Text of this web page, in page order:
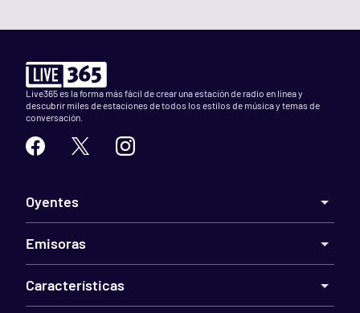
Live365 es la forma más fácil de crear una estación de radio en línea y
descubrir miles de estaciones de todos los estilos de música y temas de
conversación.
Oyentes
Emisoras
Características